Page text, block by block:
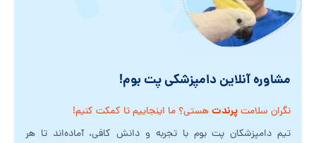
مشاوره آنلاین دامپزشکی پت بوم!
نگران سلامتپرندتهستی؟ ما اینجاییم تا کمکت کنیم!
تیم دامپزشکان پت بوم با تجربه و دانش کافی، آماده‌اند تا هر